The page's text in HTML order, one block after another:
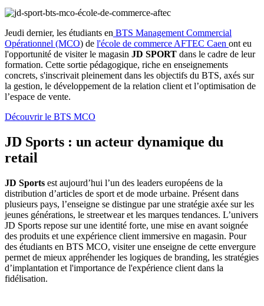
Jeudi dernier, les étudiants en BTS Management Commercial
Opérationnel (MCO) de l'école de commerce AFTEC Caen ont eu
l'opportunité de visiter le magasin JD SPORT dans le cadre de leur
formation. Cette sortie pédagogique, riche en enseignements
concrets, s'inscrivait pleinement dans les objectifs du BTS, axés sur
la gestion, le développement de la relation client et l’optimisation de
l’espace de vente.
Découvrir le BTS MCO
JD Sports : un acteur dynamique du
retail
JD Sports est aujourd’hui l’un des leaders européens de la
distribution d’articles de sport et de mode urbaine. Présent dans
plusieurs pays, l’enseigne se distingue par une stratégie axée sur les
jeunes générations, le streetwear et les marques tendances. L’univers
JD Sports repose sur une identité forte, une mise en avant soignée
des produits et une expérience client immersive en magasin. Pour
des étudiants en BTS MCO, visiter une enseigne de cette envergure
permet de mieux appréhender les logiques de branding, les stratégies
d’implantation et l'importance de l'expérience client dans la
fidélisation.